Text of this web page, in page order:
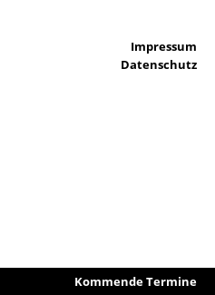
Impressum
Datenschutz
Kommende Termine